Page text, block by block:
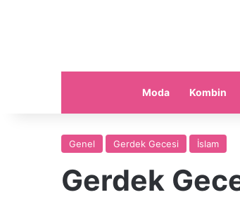
Moda Kombin
Genel Gerdek Gecesi İslam
Gerdek